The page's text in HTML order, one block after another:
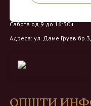
Сабота од 9 до 16:30ч
Адреса: ул. Даме Груев